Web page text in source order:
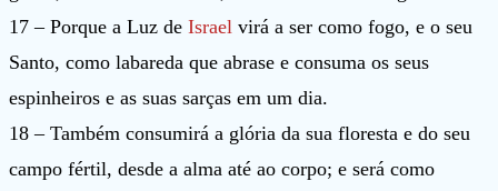
17 – Porque a Luz de Israel virá a ser como fogo, e o seu
Santo, como labareda que abrase e consuma os seus
espinheiros e as suas sarças em um dia.
18 – Também consumirá a glória da sua floresta e do seu
campo fértil, desde a alma até ao corpo; e será como